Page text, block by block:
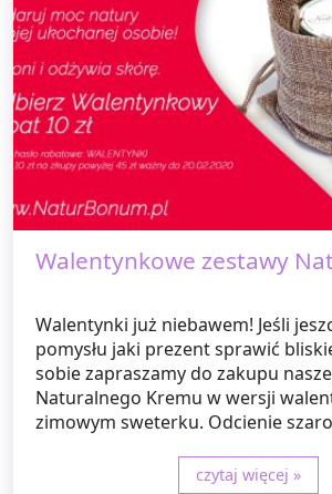
Walentynkowe zestawy
Walentynki już niebawem! Jeśli
pomysłu jaki prezent sprawić
sobie zapraszamy do zakupu
Naturalnego Kremu w wersji
zimowym sweterku. Odcienie
czytaj więcej »